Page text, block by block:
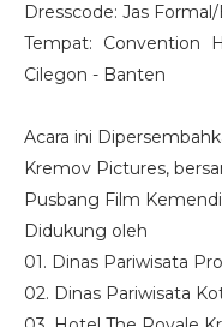
Dresscode: Jas
Tempat: Convention
Cilegon - Banten
Acara ini
Kremov Pictures,
Pusbang Film
Didukung oleh
01. Dinas Pariwisata
02. Dinas Pariwisata